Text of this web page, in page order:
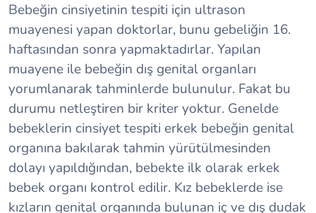
Bebeğin cinsiyetinin tespiti için ultrason
muayenesi yapan doktorlar, bunu gebeliğin 16.
haftasından sonra yapmaktadırlar. Yapılan
muayene ile bebeğin dış genital organları
yorumlanarak tahminlerde bulunulur. Fakat bu
durumu netleştiren bir kriter yoktur. Genelde
bebeklerin cinsiyet tespiti erkek bebeğin genital
organına bakılarak tahmin yürütülmesinden
dolayı yapıldığından, bebekte ilk olarak erkek
bebek organı kontrol edilir. Kız bebeklerde ise
kızların genital organında bulunan iç ve dış dudak